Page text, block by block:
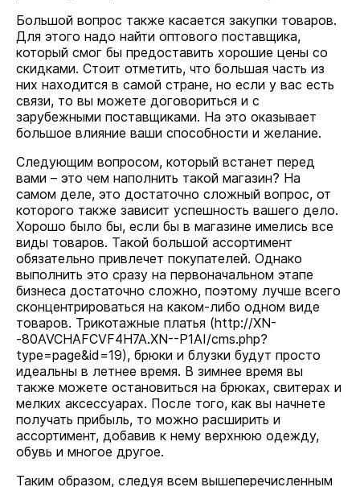
Большой вопрос также касается закупки товаров.
Для этого надо найти оптового поставщика,
который смог бы предоставить хорошие цены со
скидками. Стоит отметить, что большая часть из
них находится в самой стране, но если у вас есть
связи, то вы можете договориться и с
зарубежными поставщиками. На это оказывает
большое влияние ваши способности и желание.
Следующим вопросом, который встанет перед
вами – это чем наполнить такой магазин? На
самом деле, это достаточно сложный вопрос, от
которого также зависит успешность вашего дело.
Хорошо было бы, если бы в магазине имелись все
виды товаров. Такой большой ассортимент
обязательно привлечет покупателей. Однако
выполнить это сразу на первоначальном этапе
бизнеса достаточно сложно, поэтому лучше всего
сконцентрироваться на каком-либо одном виде
товаров. Трикотажные платья (http://XN-
-80AVCHAFCVF4H7A.XN--P1AI/cms.php?
type=page&id=19), брюки и блузки будут просто
идеальны в летнее время. В зимнее время вы
также можете остановиться на брюках, свитерах и
мелких аксессуарах. После того, как вы начнете
получать прибыль, то можно расширить и
ассортимент, добавив к нему верхнюю одежду,
обувь и многое другое.
Таким образом, следуя всем вышеперечисленным